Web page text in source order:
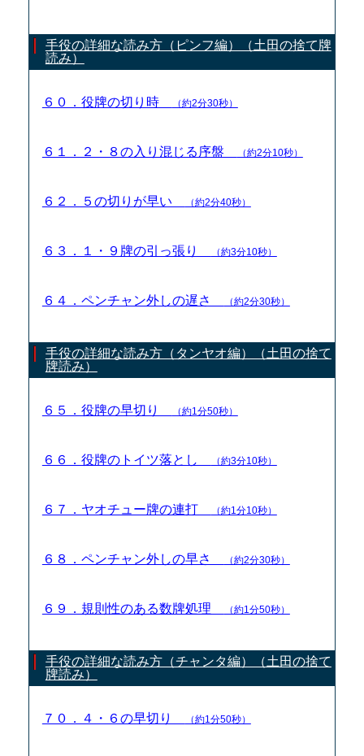
手役の詳細な読み方（ピンフ編）（土田の捨て牌
読み）
６０．役牌の切り時 （約2分30秒）
６１．２・８の入り混じる序盤 （約2分10秒）
６２．５の切りが早い （約2分40秒）
６３．１・９牌の引っ張り （約3分10秒）
６４．ペンチャン外しの遅さ （約2分30秒）
手役の詳細な読み方（タンヤオ編）（土田の捨て
牌読み）
６５．役牌の早切り （約1分50秒）
６６．役牌のトイツ落とし （約3分10秒）
６７．ヤオチュー牌の連打 （約1分10秒）
６８．ペンチャン外しの早さ （約2分30秒）
６９．規則性のある数牌処理 （約1分50秒）
手役の詳細な読み方（チャンタ編）（土田の捨て
牌読み）
７０．４・６の早切り （約1分50秒）